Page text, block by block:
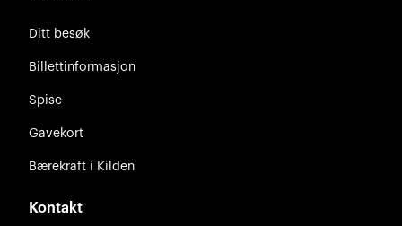
Ditt besøk
Billettinformasjon
Spise
Gavekort
Bærekraft i Kilden
Kontakt